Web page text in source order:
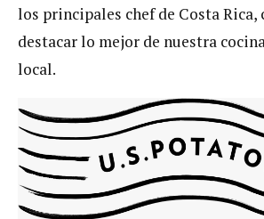
los principales chef de Costa Rica,
destacar lo mejor de nuestra
local.